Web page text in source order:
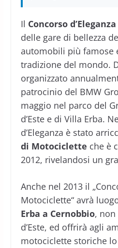
Il Concorso
delle gare di bellezza
automobili più famose
tradizione del mondo.
organizzato
patrocinio del BMW
maggio nel parco del
d’Este e di Villa Erba.
d’Eleganza è stato
di Motociclette che è
2012, rivelandosi un
Anche nel 2013 il
Motociclette“ avrà
Erba a Cernobbio, non
d’Este, ed offrirà agli
motociclette storiche